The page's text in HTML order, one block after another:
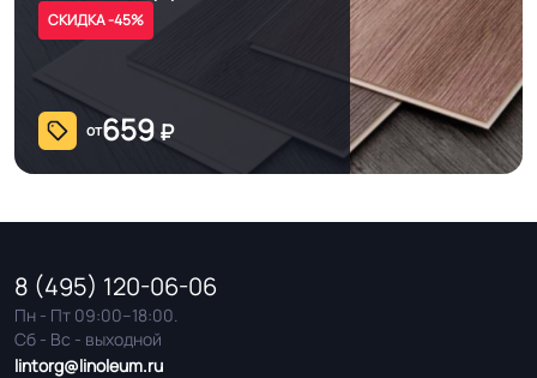
СКИДКА -45%
от659 ₽
8 (495) 120-06-06
Пн - Пт 09:00–18:00.
Сб - Вс - выходной
lintorg@linoleum.ru